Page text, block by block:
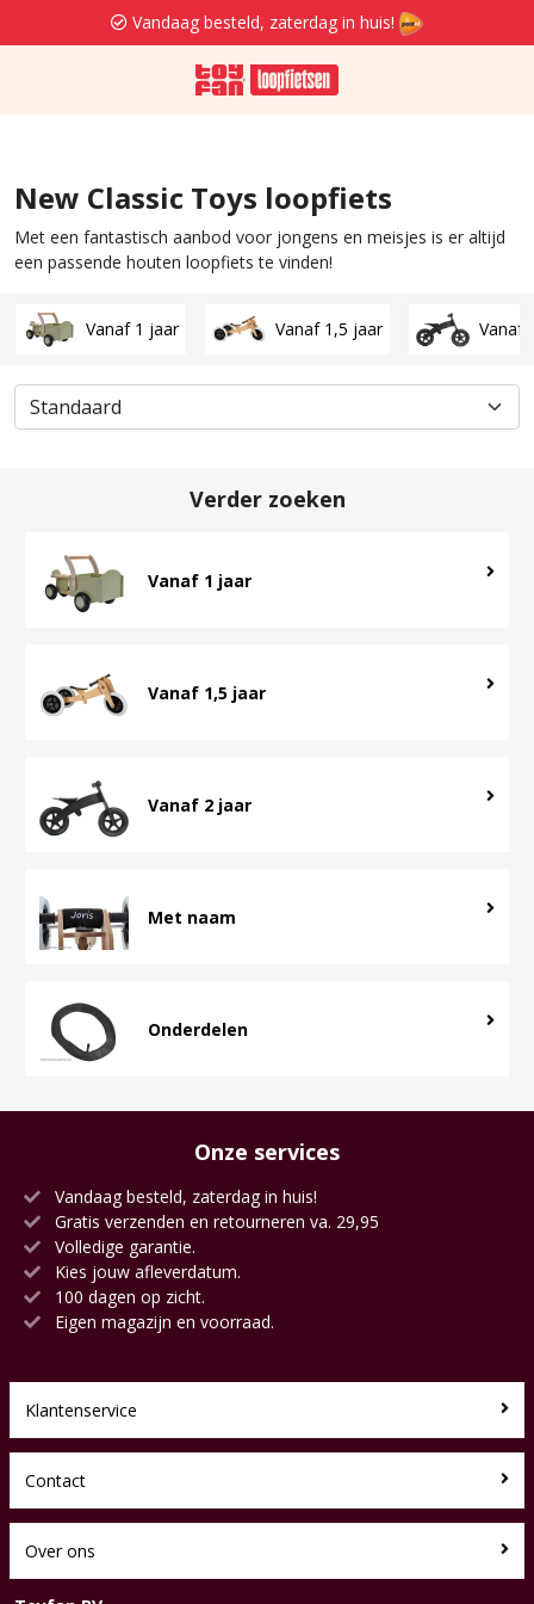
Vandaag besteld, zaterdag in huis!
New Classic Toys loopfiets
Met een fantastisch aanbod voor jongens en meisjes is er altijd
een passende houten loopfiets te vinden!
Vanaf 1 jaar Vanaf 1,5 jaar Vanaf
Verder zoeken
Vanaf 1 jaar
Vanaf 1,5 jaar
Vanaf 2 jaar
Met naam
Onderdelen
Onze services
Vandaag besteld, zaterdag in huis!
Gratis verzenden en retourneren va. 29,95
Volledige garantie.
Kies jouw afleverdatum.
100 dagen op zicht.
Eigen magazijn en voorraad.
Klantenservice
Contact
Over ons